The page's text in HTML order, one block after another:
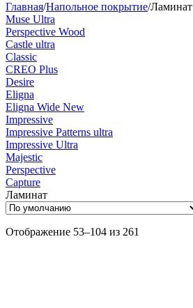
Главная/Напольное покрытие/Ламинат
Muse Ultra
Perspective Wood
Castle ultra
Classic
CREO Plus
Desire
Eligna
Eligna Wide New
Impressive
Impressive Patterns ultra
Impressive Ultra
Majestic
Perspective
Capture
Ламинат
Отображение 53–104 из 261